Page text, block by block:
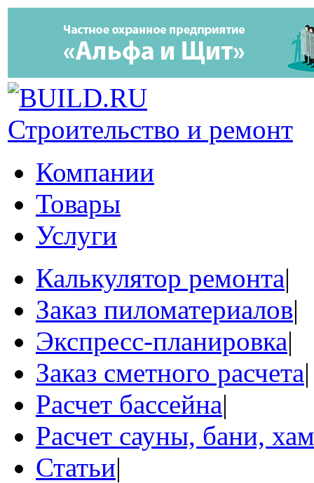
Строительство и ремонт
Компании
Товары
Услуги
Калькулятор ремонта|
Заказ пиломатериалов|
Экспресс-планировка|
Заказ сметного расчета|
Расчет бассейна|
Расчет сауны, бани,
Статьи|